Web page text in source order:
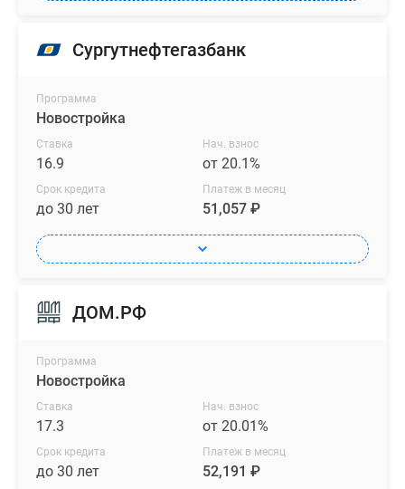
Сургутнефтегазбанк
Программа
Новостройка
Ставка
16.9
Нач. взнос
от 20.1%
Срок кредита
до 30 лет
Платеж в месяц
51,057 ₽
ДОМ.РФ
Программа
Новостройка
Ставка
17.3
Нач. взнос
от 20.01%
Срок кредита
до 30 лет
Платеж в месяц
52,191 ₽